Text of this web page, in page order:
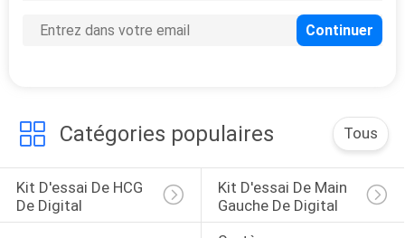
Catégories populaires Tous
Kit D'essai De HCG
De Digital
Kit D'essai De Main
Gauche De Digital